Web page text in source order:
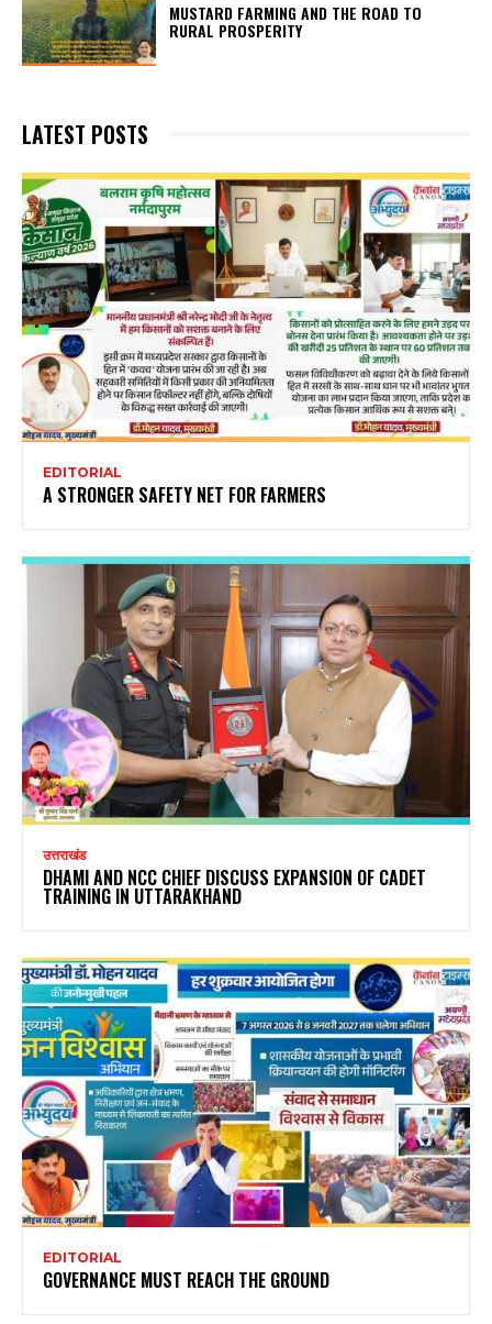
MUSTARD FARMING AND THE ROAD TO
RURAL PROSPERITY
LATEST POSTS
EDITORIAL
A STRONGER SAFETY NET FOR FARMERS
उत्तराखंड
DHAMI AND NCC CHIEF DISCUSS EXPANSION OF CADET
TRAINING IN UTTARAKHAND
EDITORIAL
GOVERNANCE MUST REACH THE GROUND